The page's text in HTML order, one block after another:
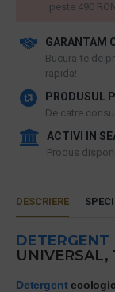
GARANTAM
​Bucura-te de
rapida!
PRODUSUL
De catre
ACTIVI IN
Produs
peste 490
DESCRIERE
DETERGENT
UNIVERSAL,
Detergent